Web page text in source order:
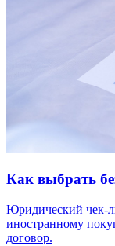
Как выбрать
Юридический чек-
иностранному
договор.